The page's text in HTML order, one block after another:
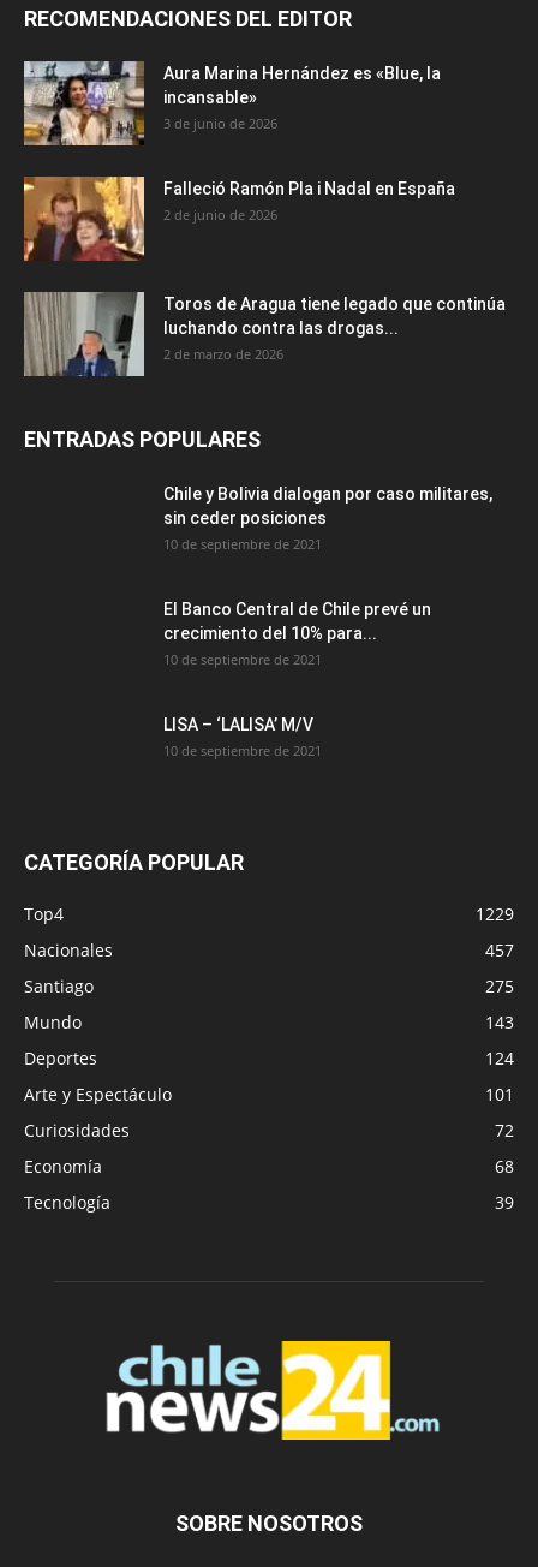
RECOMENDACIONES DEL EDITOR
Aura Marina Hernández es «Blue, la
incansable»
3 de junio de 2026
Falleció Ramón Pla i Nadal en España
2 de junio de 2026
Toros de Aragua tiene legado que continúa
luchando contra las drogas...
2 de marzo de 2026
ENTRADAS POPULARES
Chile y Bolivia dialogan por caso militares,
sin ceder posiciones
10 de septiembre de 2021
El Banco Central de Chile prevé un
crecimiento del 10% para...
10 de septiembre de 2021
LISA – ‘LALISA’ M/V
10 de septiembre de 2021
CATEGORÍA POPULAR
Top4
1229
Nacionales
457
Santiago
275
Mundo
143
Deportes
124
Arte y Espectáculo
101
Curiosidades
72
Economía
68
Tecnología
39
SOBRE NOSOTROS